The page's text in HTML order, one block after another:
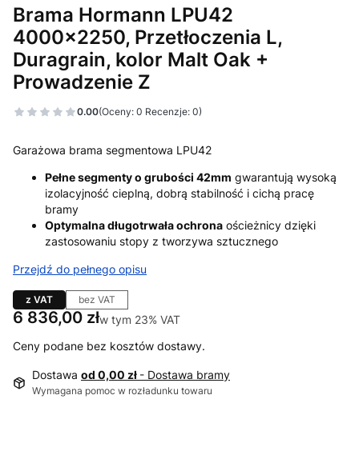
Brama Hormann LPU42
4000x2250, Przetłoczenia L,
Duragrain, kolor Malt Oak +
Prowadzenie Z
0.00(Oceny: 0 Recenzje: 0)
Garażowa brama segmentowa LPU42
Pełne segmenty o grubości 42mm gwarantują wysoką
izolacyjność cieplną, dobrą stabilność i cichą pracę
bramy
Optymalna długotrwała ochrona ościeżnicy dzięki
zastosowaniu stopy z tworzywa sztucznego
Przejdź do pełnego opisu
z VAT bez VAT
Cena
6 836,00 złw tym 23% VAT
w tym 23% VAT
Ceny podane bez kosztów dostawy.
Dostawa od 0,00 zł - Dostawa bramy
Wymagana pomoc w rozładunku towaru